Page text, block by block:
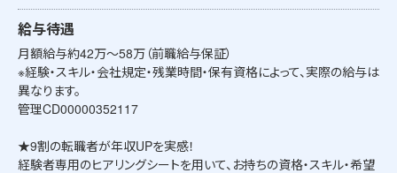
給与待遇
月額給与約42万～58万（前職給与保証）
※経験・スキル・会社規定・残業時間・保有資格によって、実際の給与は
異なります。
管理CD00000352117
★9割の転職者が年収UPを実感！
経験者専用のヒアリングシートを用いて、お持ちの資格・スキル・希望